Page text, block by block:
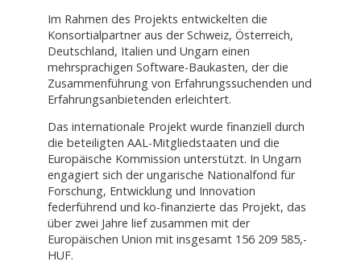
Im Rahmen des Projekts entwickelten die
Konsortialpartner aus der Schweiz, Österreich,
Deutschland, Italien und Ungarn einen
mehrsprachigen Software-Baukasten, der die
Zusammenführung von Erfahrungssuchenden und
Erfahrungsanbietenden erleichtert.
Das internationale Projekt wurde finanziell durch
die beteiligten AAL-Mitgliedstaaten und die
Europäische Kommission unterstützt. In Ungarn
engagiert sich der ungarische Nationalfond für
Forschung, Entwicklung und Innovation
federführend und ko-finanzierte das Projekt, das
über zwei Jahre lief zusammen mit der
Europäischen Union mit insgesamt 156 209 585,-
HUF.